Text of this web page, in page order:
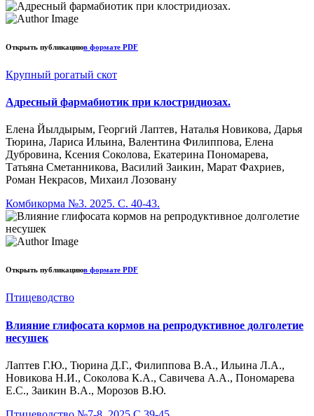
Открыть публикациюв формате PDF
Крупный рогатый скот
Адресный фармабиотик при клостридиозах.
Елена Йылдырым, Георгий Лаптев, Наталья Новикова, Дарья
Тюрина, Лариса Ильина, Валентина Филиппова, Елена
Дубровина, Ксения Соколова, Екатерина Пономарева,
Татьяна Сметанникова, Василий Заикин, Марат Фахриев,
Роман Некрасов, Михаил Лозовану
Комбикорма №3. 2025. С. 40-43.
Открыть публикациюв формате PDF
Птицеводство
Влияние глифосата кормов на репродуктивное долголетие
несушек
Лаптев Г.Ю., Тюрина Д.Г., Филиппова В.А., Ильина Л.А.,
Новикова Н.И., Соколова К.А., Савичева А.А., Пономарева
Е.С., Заикин В.А., Морозов В.Ю.